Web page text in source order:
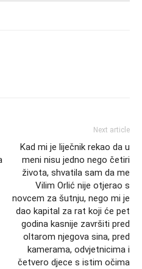
Next article
Kad mi je liječnik rekao da u
meni nisu jedno nego četiri
života, shvatila sam da me
Vilim Orlić nije otjerao s
novcem za šutnju, nego mi je
dao kapital za rat koji će pet
godina kasnije završiti pred
oltarom njegova sina, pred
kamerama, odvjetnicima i
četvero djece s istim očima